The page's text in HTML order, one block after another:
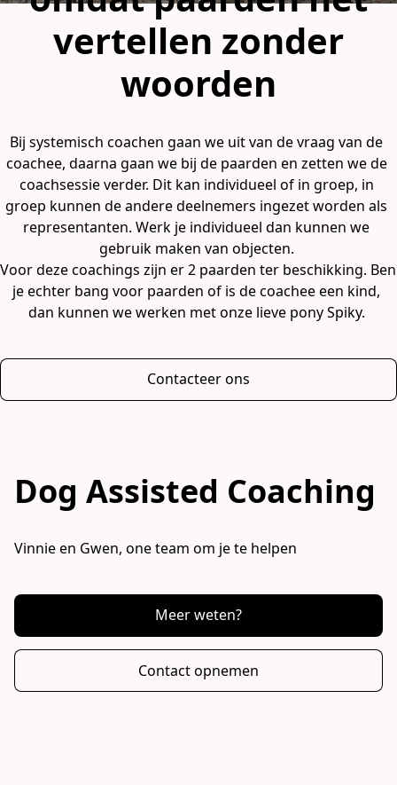
vertellen zonder
woorden
Bij systemisch coachen gaan we uit van de vraag van de
coachee, daarna gaan we bij de paarden en zetten we de
coachsessie verder. Dit kan individueel of in groep, in
groep kunnen de andere deelnemers ingezet worden als
representanten. Werk je individueel dan kunnen we
gebruik maken van objecten.
Voor deze coachings zijn er 2 paarden ter beschikking. Ben
je echter bang voor paarden of is de coachee een kind,
dan kunnen we werken met onze lieve pony Spiky.
Contacteer ons
Dog Assisted Coaching
Vinnie en Gwen, one team om je te helpen
Meer weten?
Contact opnemen